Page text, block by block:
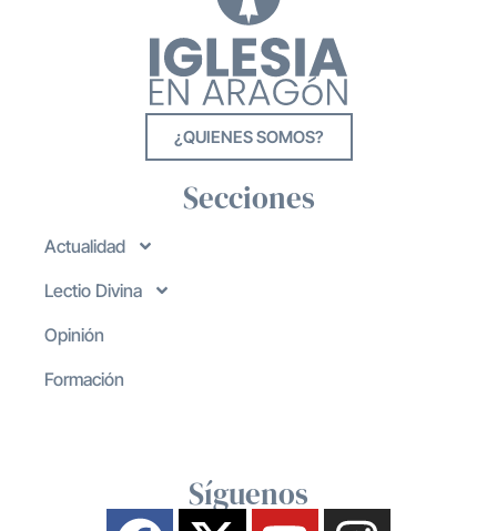
¿QUIENES SOMOS?
Secciones
Actualidad
Lectio Divina
Opinión
Formación
Síguenos